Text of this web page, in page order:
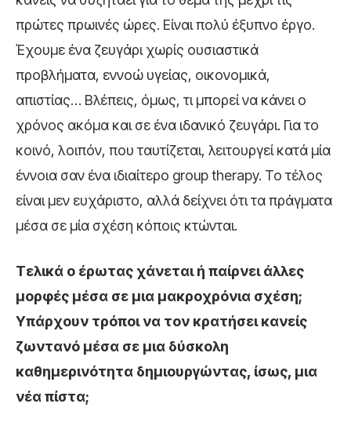
πρώτες πρωινές ώρες. Είναι πολύ έξυπνο έργο.
Έχουμε ένα ζευγάρι χωρίς ουσιαστικά
προβλήματα, εννοώ υγείας, οικονομικά,
απιστίας… Βλέπεις, όμως, τι μπορεί να κάνει ο
χρόνος ακόμα και σε ένα ιδανικό ζευγάρι. Για το
κοινό, λοιπόν, που ταυτίζεται, λειτουργεί κατά μία
έννοια σαν ένα ιδιαίτερο group therapy. Το τέλος
είναι μεν ευχάριστο, αλλά δείχνει ότι τα πράγματα
μέσα σε μία σχέση κόποις κτώνται.
Τελικά ο έρωτας χάνεται ή παίρνει άλλες
μορφές μέσα σε μια μακροχρόνια σχέση;
Υπάρχουν τρόποι να τον κρατήσει κανείς
ζωντανό μέσα σε μια δύσκολη
καθημερινότητα δημιουργώντας, ίσως, μια
νέα πίστα;